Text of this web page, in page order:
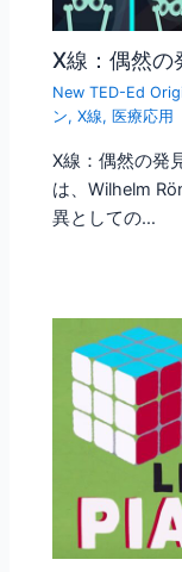
X線：偶然の
New TED-Ed
ン,X線, 医療応用
X線：偶然の発
は、Wilhelm
異としての…